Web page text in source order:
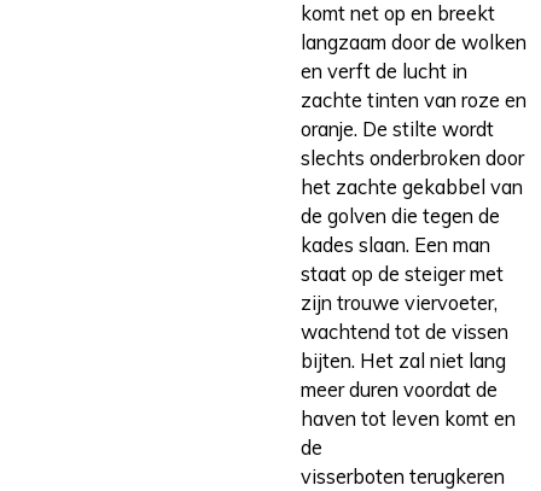
komt net op en breekt
langzaam door de wolken
en verft de lucht in
zachte tinten van roze en
oranje. De stilte wordt
slechts onderbroken door
het zachte gekabbel van
de golven die tegen de
kades slaan. Een man
staat op de steiger met
zijn trouwe viervoeter,
wachtend tot de vissen
bijten. Het zal niet lang
meer duren voordat de
haven tot leven komt en
de
visserboten terugkeren